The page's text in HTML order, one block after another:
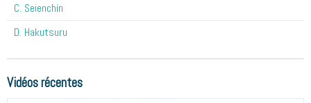
C. Seienchin
D. Hakutsuru
Vidéos récentes